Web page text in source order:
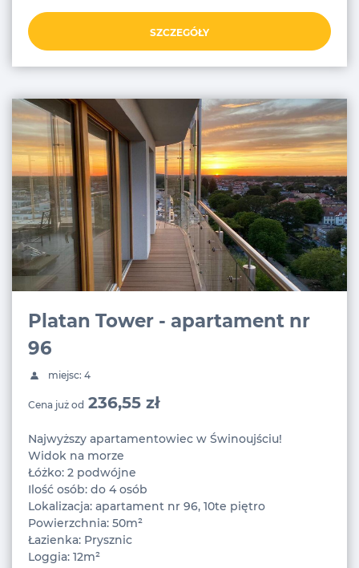
SZCZEGÓŁY
Platan Tower - apartament nr
96
miejsc: 4
Cena już od 236,55 zł
Najwyższy apartamentowiec w Świnoujściu!
Widok na morze
Łóżko: 2 podwójne
Ilość osób: do 4 osób
Lokalizacja: apartament nr 96, 10te piętro
Powierzchnia: 50m²
Łazienka: Prysznic
Loggia: 12m²